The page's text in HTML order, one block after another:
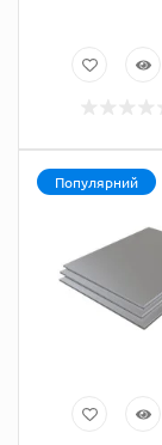
Популярний